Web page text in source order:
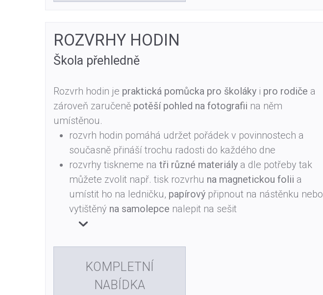
ROZVRHY HODIN
Škola přehledně
Rozvrh hodin je praktická pomůcka pro školáky i pro rodiče a
zároveň zaručeně potěší pohled na fotografii na něm
umístěnou.
rozvrh hodin pomáhá udržet pořádek v povinnostech a
současně přináší trochu radosti do každého dne
rozvrhy tiskneme na tři různé materiály a dle potřeby tak
můžete zvolit např. tisk rozvrhu na magnetickou folii a
umístit ho na ledničku, papírový připnout na nástěnku nebo
vytištěný na samolepce nalepit na sešit
KOMPLETNÍ
NABÍDKA